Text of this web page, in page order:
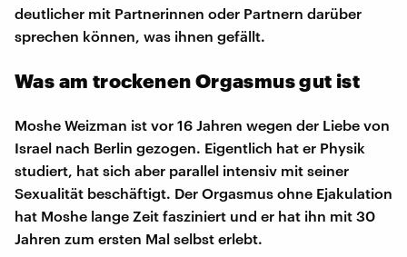
deutlicher mit Partnerinnen oder Partnern darüber
sprechen können, was ihnen gefällt.
Was am trockenen Orgasmus gut ist
Moshe Weizman ist vor 16 Jahren wegen der Liebe von
Israel nach Berlin gezogen. Eigentlich hat er Physik
studiert, hat sich aber parallel intensiv mit seiner
Sexualität beschäftigt. Der Orgasmus ohne Ejakulation
hat Moshe lange Zeit fasziniert und er hat ihn mit 30
Jahren zum ersten Mal selbst erlebt.